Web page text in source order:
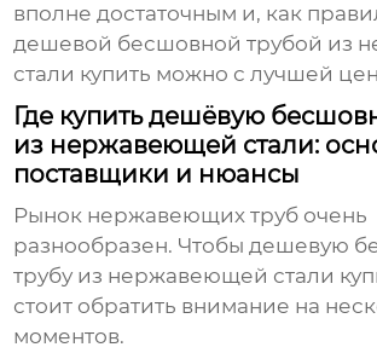
вполне достаточным и, как
дешевой бесшовной трубой из
стали купить можно с лучшей
Где купить дешёвую
из нержавеющей стали:
поставщики и нюансы
Рынок нержавеющих труб очень
разнообразен. Чтобыдешевую
трубу из нержавеющей стали
стоит обратить внимание на
моментов.